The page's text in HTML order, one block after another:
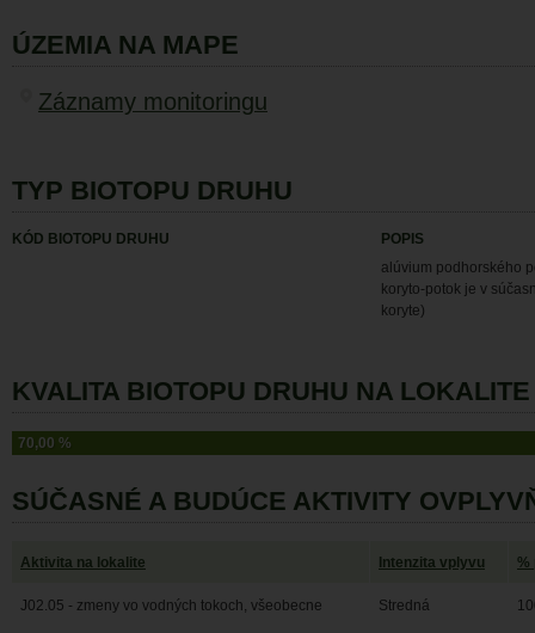
ÚZEMIA NA MAPE
Záznamy monitoringu
TYP BIOTOPU DRUHU
KÓD BIOTOPU DRUHU
POPIS
alúvium podhorského
koryto-potok je v
koryte)
KVALITA BIOTOPU DRUHU NA
70,00 %
SÚČASNÉ A BUDÚCE AKTIVITY
Aktivita na lokalite Intenzita vplyvu %
J02.05 - zmeny vo vodných tokoch, všeobecne Stredná